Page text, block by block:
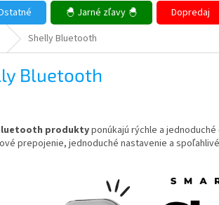
🐣 Jarné zľavy 🐣 Dopredaj
Shelly Bluetooth
Bluetooth
produktyponúkajú rýchle a
prepojenie, jednoduché nastavenie a